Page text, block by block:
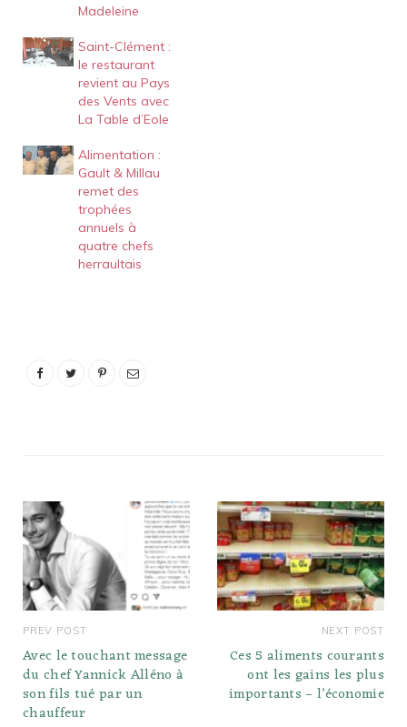
Madeleine
Saint-Clément :
le restaurant
revient au Pays
des Vents avec
La Table d’Eole
Alimentation :
Gault & Millau
remet des
trophées
annuels à
quatre chefs
herraultais
PREV POST
Avec le touchant message
du chef Yannick Alléno à
son fils tué par un
chauffeur
NEXT POST
Ces 5 aliments courants
ont les gains les plus
importants – l’économie